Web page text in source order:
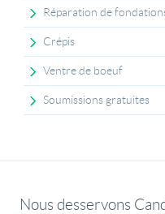
Réparation de
Crépis
Ventre de boeuf
Soumissions gratuites
Nous desservons